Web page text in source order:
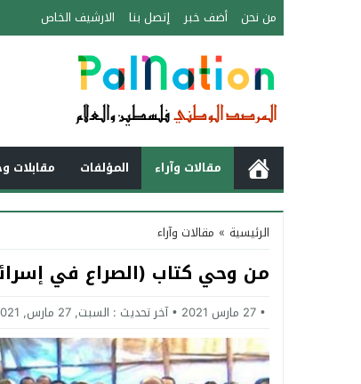
من نحن أضف خبر إتصل بنا الارشيف الخاص
مقالات وآراء المؤلفات مقابلات
الرئيسية » مقالات وآراء
من وحي كتاب (الصراع في
27 مارس 2021 آخر تحديث : السبت, 27 مارس, 2021 - 8:28 صباحًا